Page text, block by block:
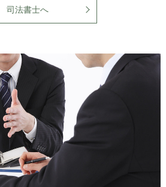
司法書士へ